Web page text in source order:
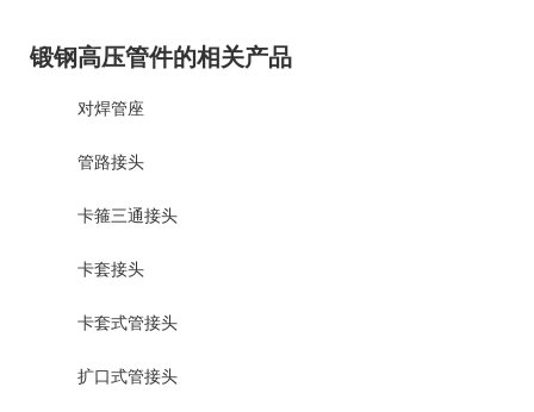
锻钢高压管件的相关产品
对焊管座
管路接头
卡箍三通接头
卡套接头
卡套式管接头
扩口式管接头